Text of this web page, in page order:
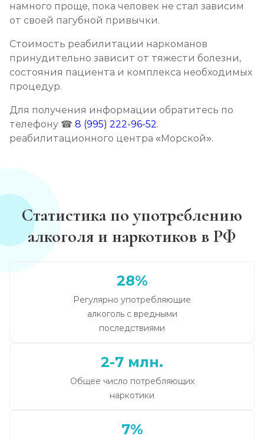
намного проще, пока человек не стал зависим
от своей пагубной привычки.
Стоимость реабилитации наркоманов
принудительно зависит от тяжести болезни,
состояния пациента и комплекса необходимых
процедур.
Для получения информации обратитесь по
телефону ☎ 8 (995) 222-96-52.
реабилитационного центра «Морской».
Статистика по употреблению
алкоголя и наркотиков в РФ
28%
Регулярно употребляющие
алкоголь с вредными
последствиями
2-7 млн.
Общее число потребляющих
наркотики
7%